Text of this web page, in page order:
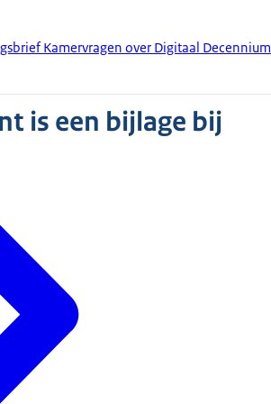
Kamervragen over Digitaal Decennium
is een bijlage bij